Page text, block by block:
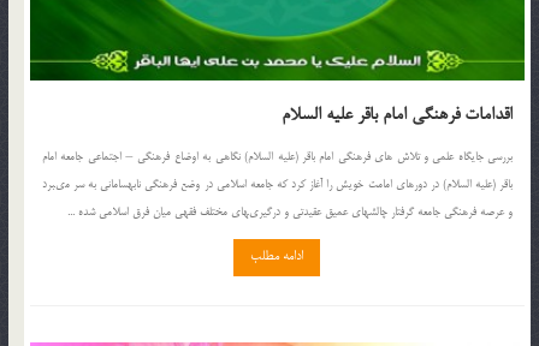
اقدامات فرهنگی امام باقر علیه السلام
بررسی جایگاه علمی و تلاش های فرهنگی امام باقر (علیه السلام) نگاهى به اوضاع فرهنگى – اجتماعى جامعه‏ امام
باقر (علیه السلام) در دوره‏اى امامت خویش را آغاز کرد که جامعه اسلامى در وضع فرهنگى نابه‏سامانى به سر مى‏برد
و عرصه فرهنگى جامعه گرفتار چالش‏هاى عمیق عقیدتى و درگیرى‏هاى مختلف فقهى میان فرق اسلامى شده ...
ادامه مطلب